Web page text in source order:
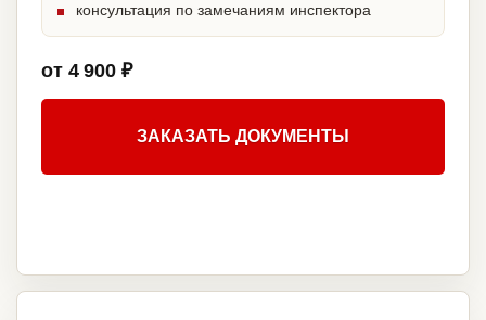
консультация по замечаниям инспектора
от 4 900 ₽
ЗАКАЗАТЬ ДОКУМЕНТЫ